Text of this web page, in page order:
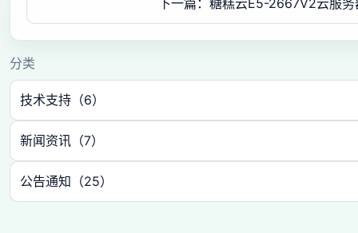
下一篇：糖糕云E5-2667V2云服务
分类
技术支持（6）
新闻资讯（7）
公告通知（25）